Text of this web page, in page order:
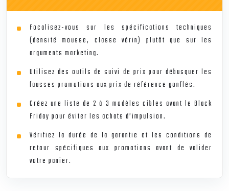
Focalisez-vous sur les spécifications techniques
(densité mousse, classe vérin) plutôt que sur les
arguments marketing.
Utilisez des outils de suivi de prix pour débusquer les
fausses promotions aux prix de référence gonflés.
Créez une liste de 2 à 3 modèles cibles avant le Black
Friday pour éviter les achats d’impulsion.
Vérifiez la durée de la garantie et les conditions de
retour spécifiques aux promotions avant de valider
votre panier.